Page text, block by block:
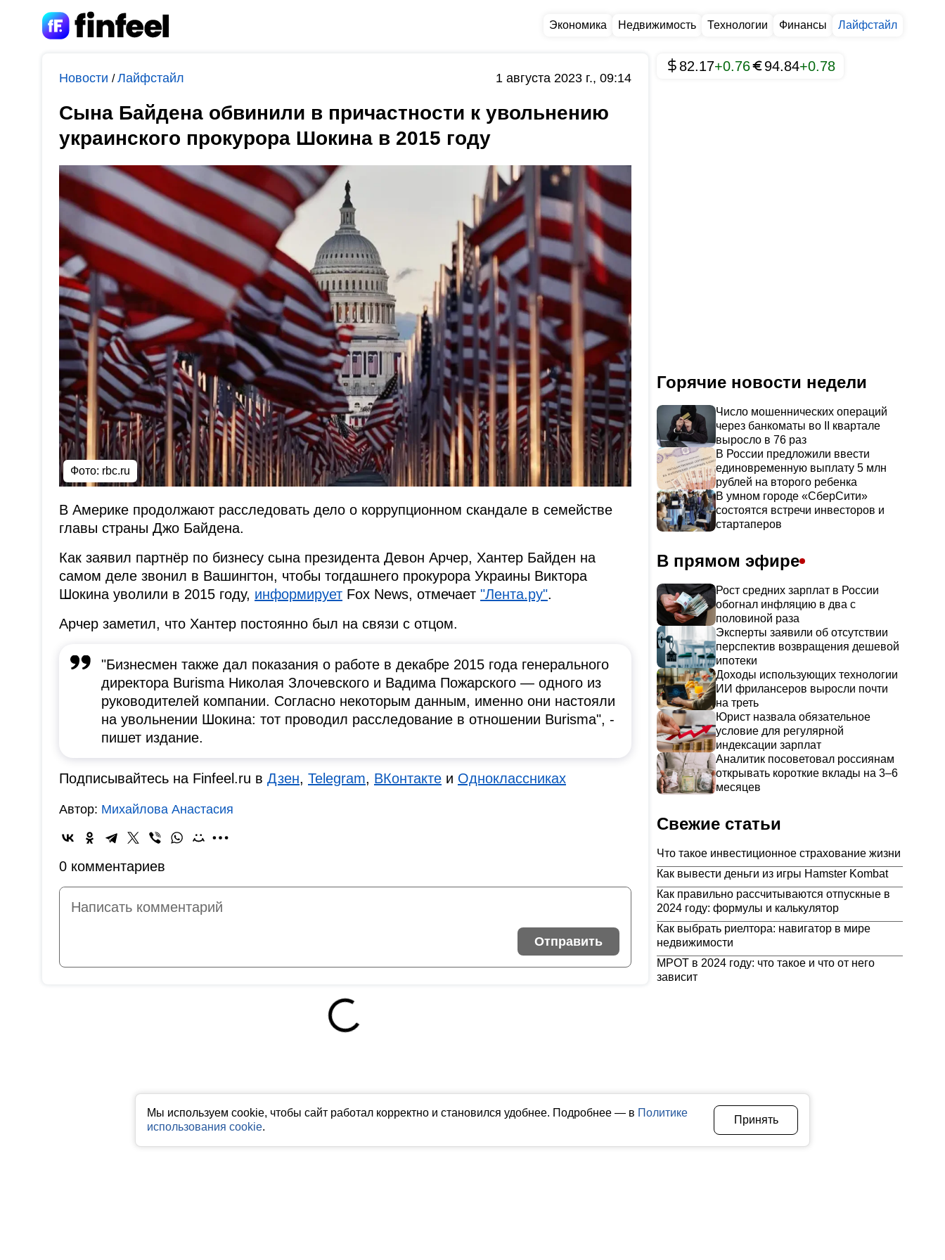
Мы используем cookie, чтобы сайт работал корректно и становился удобнее. Подробнее — в Политике
использования cookie.
Принять
Экономика Недвижимость Технологии Финансы Лайфстайл
Новости /Лайфстайл 1 августа 2023 г., 09:14
Сына Байдена обвинили в причастности к увольнению
украинского прокурора Шокина в 2015 году
Фото: rbc.ru
В Америке продолжают расследовать дело о коррупционном скандале в семействе
главы страны Джо Байдена.
Как заявил партнёр по бизнесу сына президента Девон Арчер, Хантер Байден на
самом деле звонил в Вашингтон, чтобы тогдашнего прокурора Украины Виктора
Шокина уволили в 2015 году, информирует Fox News, отмечает "Лента.ру".
Арчер заметил, что Хантер постоянно был на связи с отцом.
"Бизнесмен также дал показания о работе в декабре 2015 года генерального
директора Burisma Николая Злочевского и Вадима Пожарского — одного из
руководителей компании. Согласно некоторым данным, именно они настояли
на увольнении Шокина: тот проводил расследование в отношении Burisma", -
пишет издание.
Подписывайтесь на Finfeel.ru в Дзен, Telegram, ВКонтакте и Одноклассниках
Автор: Михайлова Анастасия
0 комментариев
Отправить
82.17+0.76 94.84+0.78
Горячие новости недели
Число мошеннических операций
через банкоматы во II квартале
выросло в 76 раз
В России предложили ввести
единовременную выплату 5 млн
рублей на второго ребенка
В умном городе «СберСити»
состоятся встречи инвесторов и
стартаперов
В прямом эфире
Рост средних зарплат в России
обогнал инфляцию в два с
половиной раза
Эксперты заявили об отсутствии
перспектив возвращения дешевой
ипотеки
Доходы использующих технологии
ИИ фрилансеров выросли почти
на треть
Юрист назвала обязательное
условие для регулярной
индексации зарплат
Аналитик посоветовал россиянам
открывать короткие вклады на 3–6
месяцев
Свежие статьи
Что такое инвестиционное страхование жизни
Как вывести деньги из игры Hamster Kombat
Как правильно рассчитываются отпускные в
2024 году: формулы и калькулятор
Как выбрать риелтора: навигатор в мире
недвижимости
МРОТ в 2024 году: что такое и что от него
зависит